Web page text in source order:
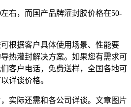
右，而国产品牌灌封胶价格在50-
根据客户具体使用场景、性能要
热灌封解决方案。如果您有需求可
客户电话，免费送样，全国各地可
详谈价格。
实际还需和各公司详谈。文章图片